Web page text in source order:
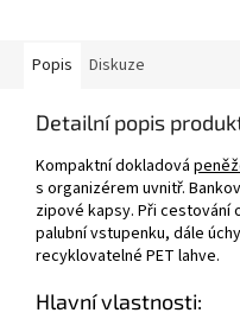
Popis Diskuze
Detailní popis
Kompaktní dokladová
s organizérem uvnitř.
zipové kapsy. Při cestování
palubní vstupenku, dále
recyklovatelné PET lahve.
Hlavní vlastnosti: